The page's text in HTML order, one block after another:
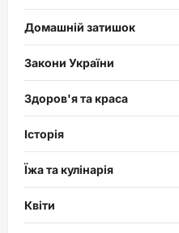
Домашній затишок
Закони України
Здоров'я та краса
Історія
Їжа та кулінарія
Квіти